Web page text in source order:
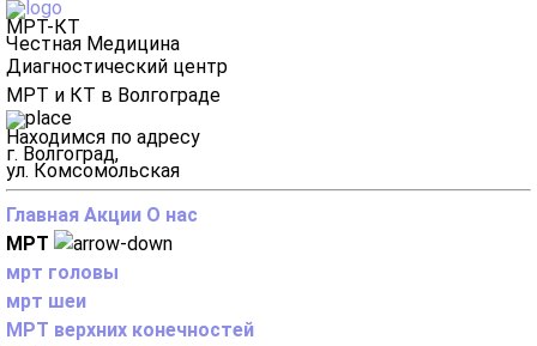
МРТ-КТ
Честная Медицина
Диагностический центр
МРТ и КТ в Волгограде
Находимся по адресу
г. Волгоград,
ул. Комсомольская
Главная Акции О нас
МРТ
мрт головы
мрт шеи
МРТ верхних конечностей